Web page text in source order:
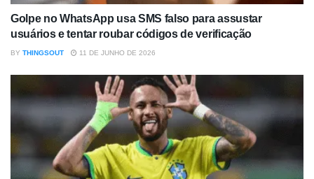
Golpe no WhatsApp usa SMS falso para assustar
usuários e tentar roubar códigos de verificação
BY THINGSOUT 11 DE JUNHO DE 2026